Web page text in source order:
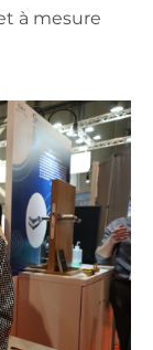
à mesure